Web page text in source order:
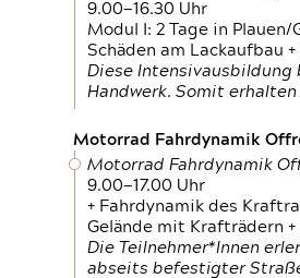
9.00—16.30 Uhr
Modul I: 2 Tage in
Schäden am Lackaufbau
Diese Intensivausbildung
Handwerk. Somit
Motorrad Fahrdynamik
Motorrad Fahrdynamik
9.00—17.00 Uhr
+ Fahrdynamik des
Gelände mit Krafträdern
Die Teilnehmer*Innen
abseits befestigter